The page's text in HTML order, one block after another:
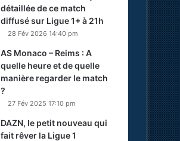
détaillée de ce match
diffusé sur Ligue 1+ à 21h
28 Fév 2026 14:40 pm
AS Monaco – Reims : A
quelle heure et de quelle
manière regarder le match
?
27 Fév 2025 17:10 pm
DAZN, le petit nouveau qui
fait rêver la Ligue 1